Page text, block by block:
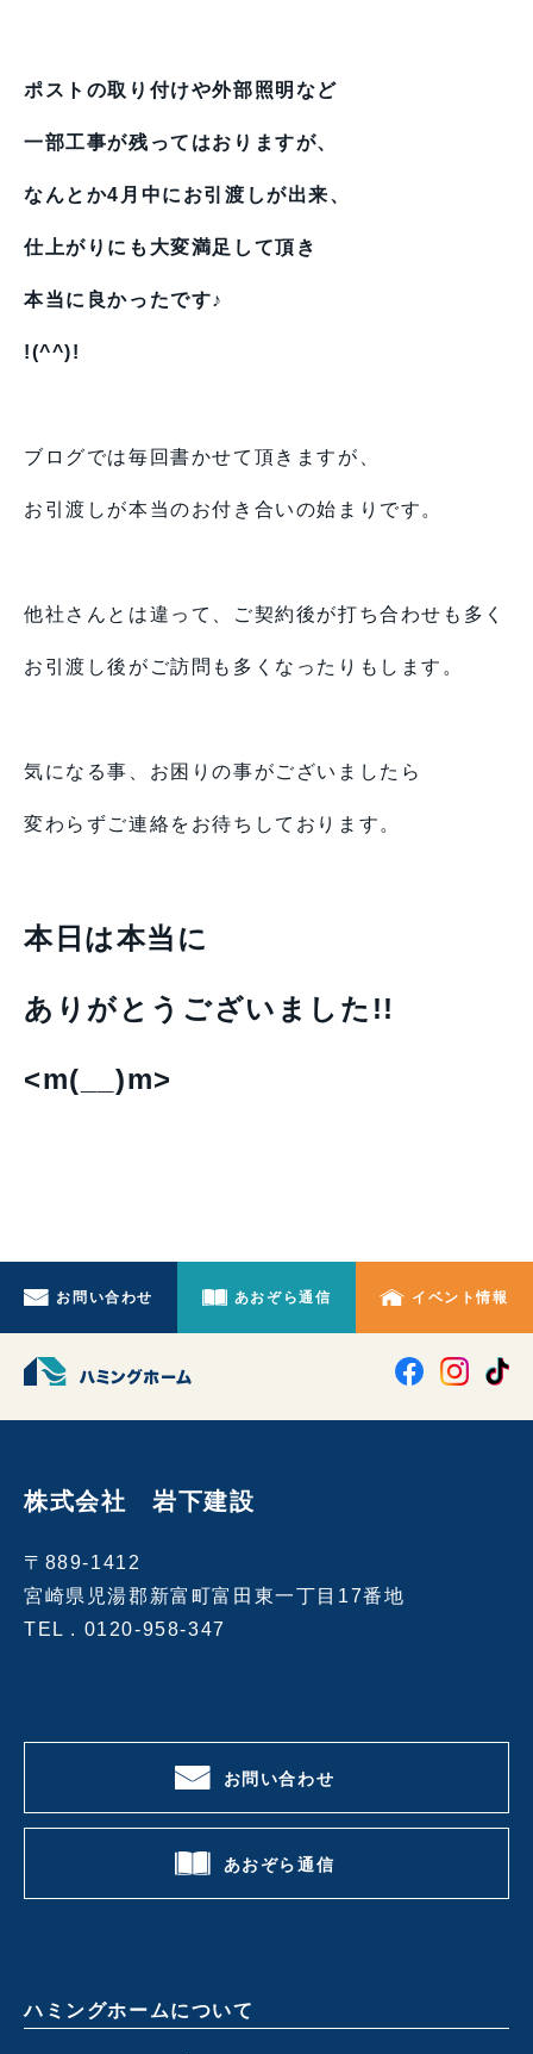
ポストの取り付けや外部照明など
一部工事が残ってはおりますが、
なんとか4月中にお引渡しが出来、
仕上がりにも大変満足して頂き
本当に良かったです♪
!(^^)!
ブログでは毎回書かせて頂きますが、
お引渡しが本当のお付き合いの始まりです。
他社さんとは違って、ご契約後が打ち合わせも多く
お引渡し後がご訪問も多くなったりもします。
気になる事、お困りの事がございましたら
変わらずご連絡をお待ちしております。
本日は本当に
ありがとうございました!!
<m(__)m>
お問い合わせ あおぞら通信 イベント情報
株式会社 岩下建設
〒889-1412
宮崎県児湯郡新富町富田東一丁目17番地
TEL . 0120-958-347
お問い合わせ
あおぞら通信
ハミングホームについて